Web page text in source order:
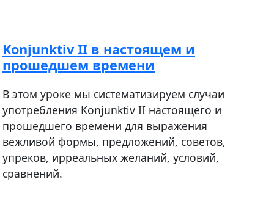
Konjunktiv II в настоящем и
прошедшем времени
В этом уроке мы систематизируем случаи
употребления Konjunktiv II настоящего и
прошедшего времени для выражения
вежливой формы, предложений, советов,
упреков, ирреальных желаний, условий,
сравнений.